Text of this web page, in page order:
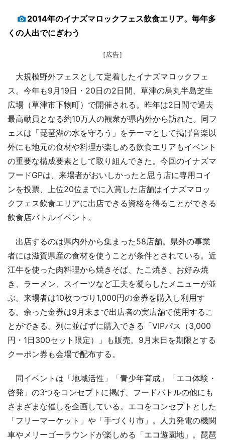
2014年のイナズマロックフェス飲食エリア。毎年多
くの人出でにぎわう
［広告］
大規模野外フェスとして定着したイナズマロックフェ
ス。今年も9月19日・20日の2日間、草津の烏丸半島芝生
広場（草津市下物町）で開催される。昨年は2日間で過去
最高動員となる約10万人の観衆が県内外から訪れた。同フ
ェスは「琵琶湖の水を守ろう」をテーマとして掲げ音楽以
外にも地元の食材や料理が楽しめる飲食エリアもイベント
の重要な構成要素として取り組んできた。今回のイナズマ
フードGPは、来場者がおいしかったと思う店に専用コイ
ンを投票、上位20位までに入賞した店舗はイナズマロッ
クフェス飲食エリアに出店できる資格を得ることができる
飲食店バトルイベント。
出店するのは県内外から集まった58店舗。県外の事業
者には滋賀県産の食材を使うことが条件とされている。近
江牛を使った肉料理から焼きそば、たこ焼き、お好み焼
き、ラーメン、スイーツなど工夫を凝らしたメニューが並
ぶ。来場者は10枚つづり1,000円の金券を購入し利用す
る。余った金券は9月末まで出店者の実店舗で使用するこ
とができる。列に並ばずに購入できる「VIPパス（3,000
円・1日300セット限定）」も販売。9月末日を期限とする
クーポン券も会場で配布する。
同イベントは「地域活性」「青少年育成」「エコ体験・
啓発」の3つをコンセプトに掲げ、フードバトルの他にも
さまざまな催しを企画している。エコをコンセプトとした
「フリーマーケット」や「手づくり市」。人力発電の機関
車やメリーゴーラウンドが楽しめる「エコ遊園地」。琵琶